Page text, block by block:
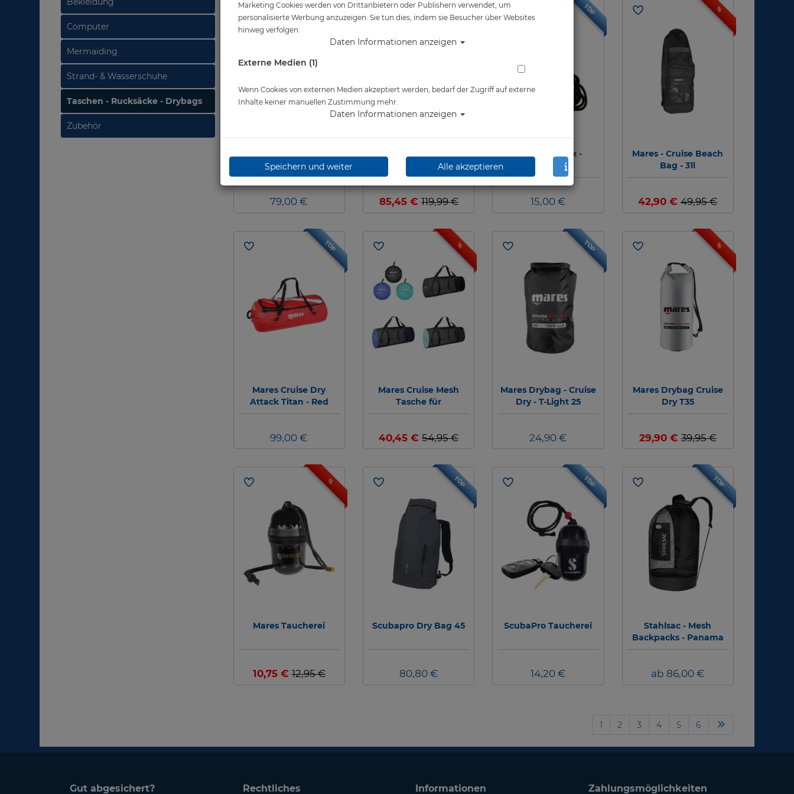
Computer
Mermaiding
Strand- & Wasserschuhe
Taschen - Rucksäcke - Drybags
Zubehör
TOP
Sporttasche
79,00 €
%
- Sporttasche
85,45 €119,99 €
TOP
Cressi Dry Box -
Taucherei
15,00 €
%
Mares - Cruise Beach
Bag - 31l
42,90 €49,95 €
TOP
Mares Cruise Dry
Attack Titan - Red
Edition
99,00 €
%
Mares Cruise Mesh
Tasche für
Tauchausrüstung
40,45 €54,95 €
TOP
Mares Drybag - Cruise
Dry - T-Light 25
24,90 €
%
Mares Drybag Cruise
Dry T35
29,90 € 39,95 €
%
Mares Taucherei
10,75 €12,95 €
TOP
Scubapro Dry Bag 45
80,80 €
TOP
ScubaPro Taucherei
14,20 €
TOP
Stahlsac - Mesh
Backpacks - Panama
Mesh Backpack
ab 86,00 €
1 2 3 4 5 6
Gut abgesichert? Rechtliches Informationen Zahlungsmöglichkeiten
Marketing Cookies werden von Drittanbietern oder Publishern verwendet, um
personalisierte Werbung anzuzeigen. Sie tun dies, indem sie Besucher über Websites
hinweg verfolgen.
Daten Informationen anzeigen
Externe Medien (1)
Wenn Cookies von externen Medien akzeptiert werden, bedarf der Zugriff auf externe
Inhalte keiner manuellen Zustimmung mehr.
Daten Informationen anzeigen
Speichern und weiter Alle akzeptieren